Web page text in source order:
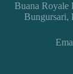
Buana Royale
Bungursari,